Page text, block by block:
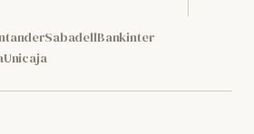
SabadellBankinter
Unicaja